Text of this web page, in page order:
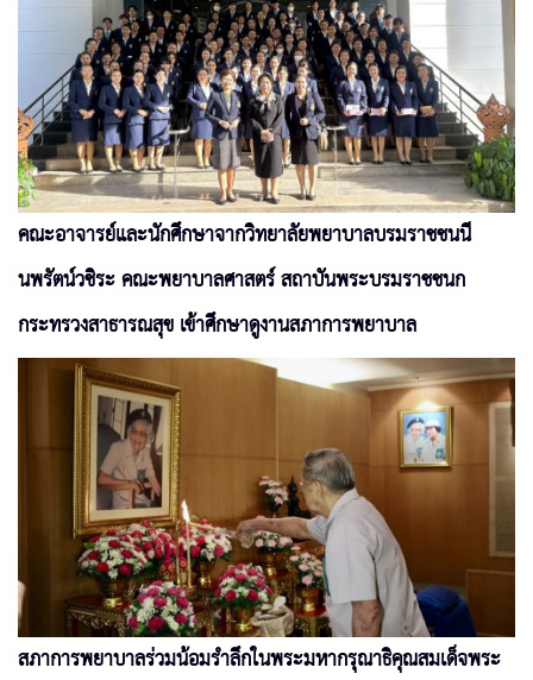
คณะอาจารย์และนักศึกษาจากวิทยาลัยพยาบาลบรมราชชนนี
นพรัตน์วชิระ คณะพยาบาลศาสตร์ สถาบันพระบรมราชชนก
กระทรวงสาธารณสุข เข้าศึกษาดูงานสภาการพยาบาล
สภาการพยาบาลร่วมน้อมรำลึกในพระมหากรุณาธิคุณสมเด็จพระ